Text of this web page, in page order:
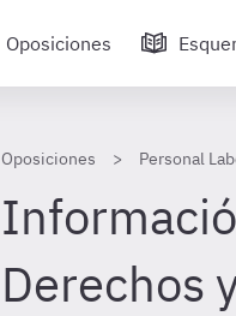
Oposiciones
Oposiciones Personal
Derechos